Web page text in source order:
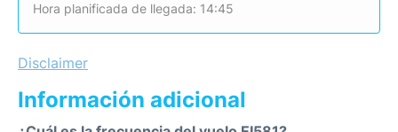
Hora planificada de llegada: 14:45
Disclaimer
Información adicional